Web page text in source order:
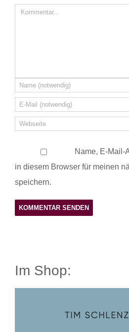
Name, E-Mail-
in diesem Browser für meinen
speichern.
Im Shop: